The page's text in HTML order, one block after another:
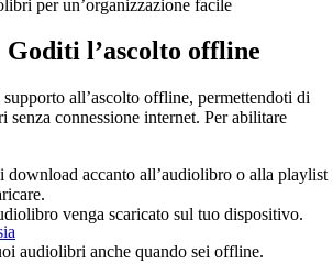
per un’organizzazione facile
Goditi l’ascolto offline
all’ascolto offline, permettendoti di
connessione internet. Per abilitare
download accanto all’audiolibro o alla playlist
venga scaricato sul tuo dispositivo.
audiolibri anche quando sei offline.